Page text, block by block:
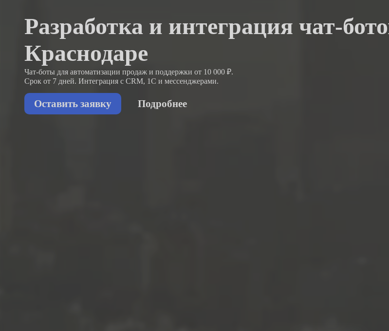
Разработка и интеграция чат-
Краснодаре
Чат-боты для автоматизации продаж и поддержки от 10 000 ₽.
Срок от 7 дней. Интеграция с CRM, 1С и мессенджерами.
Оставить заявку Подробнее